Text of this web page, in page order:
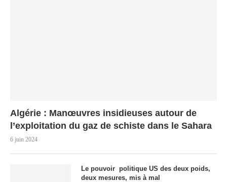
Algérie : Manœuvres insidieuses autour de
l’exploitation du gaz de schiste dans le Sahara
6 juin 2024
Le pouvoir politique US des deux poids,
deux mesures, mis à mal